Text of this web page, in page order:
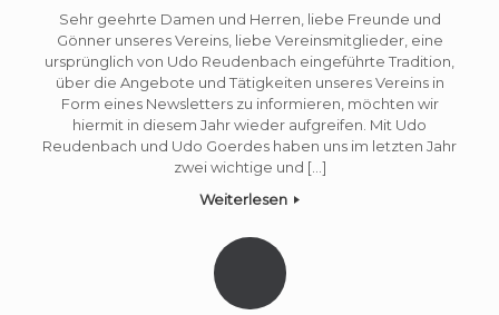
Sehr geehrte Damen und Herren, liebe Freunde und
Gönner unseres Vereins, liebe Vereinsmitglieder, eine
ursprünglich von Udo Reudenbach eingeführte Tradition,
über die Angebote und Tätigkeiten unseres Vereins in
Form eines Newsletters zu informieren, möchten wir
hiermit in diesem Jahr wieder aufgreifen. Mit Udo
Reudenbach und Udo Goerdes haben uns im letzten Jahr
zwei wichtige und […]
Weiterlesen